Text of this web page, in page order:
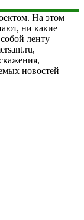
На этом
ни какие
ленту
новостей